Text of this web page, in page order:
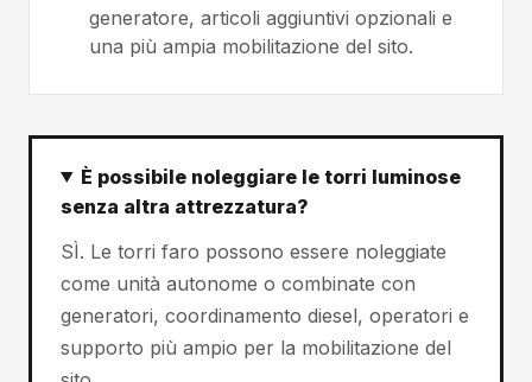
generatore, articoli aggiuntivi opzionali e
una più ampia mobilitazione del sito.
È possibile noleggiare le torri luminose
senza altra attrezzatura?
SÌ. Le torri faro possono essere noleggiate
come unità autonome o combinate con
generatori, coordinamento diesel, operatori e
supporto più ampio per la mobilitazione del